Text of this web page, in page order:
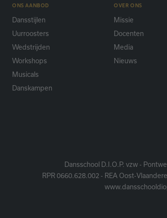
ONS AANBOD
Dansstijlen
Uurroosters
Wedstrijden
Workshops
Musicals
Danskampen
OVER ONS
Missie
Docenten
Media
Nieuws
Dansschool D.I.O.P. vzw -
RPR 0660.628.002 - REA Oost-